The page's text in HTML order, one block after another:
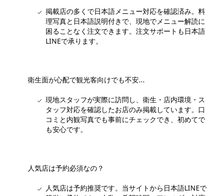
掲載店の多くで日本語メニュー対応を確認済み。料
理写真と日本語説明付きで、現地でメニュー解読に
困ることなく注文できます。注文サポートも日本語
LINEで承ります。
衛生面が心配で観光客向けでも不安...
現地スタッフが実際に訪問し、衛生・店内環境・ス
タッフ対応を確認したお店のみ掲載しています。口
コミと内観写真でも事前にチェックでき、初めてで
も安心です。
人気店は予約必須なの？
人気店は予約推奨です。当サイトから日本語LINEで